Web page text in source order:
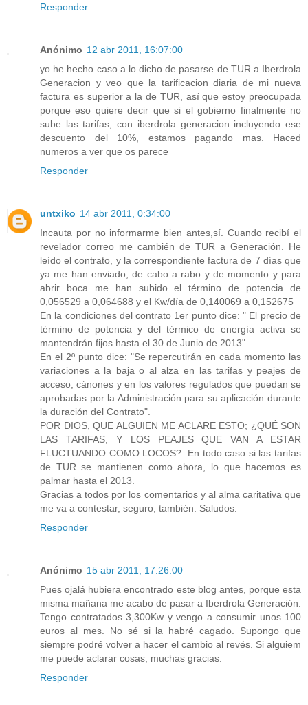
Responder
Anónimo 12 abr 2011, 16:07:00
yo he hecho caso a lo dicho de pasarse de TUR a Iberdrola
Generacion y veo que la tarificacion diaria de mi nueva
factura es superior a la de TUR, así que estoy preocupada
porque eso quiere decir que si el gobierno finalmente no
sube las tarifas, con iberdrola generacion incluyendo ese
descuento del 10%, estamos pagando mas. Haced
numeros a ver que os parece
Responder
untxiko 14 abr 2011, 0:34:00
Incauta por no informarme bien antes,sí. Cuando recibí el
revelador correo me cambién de TUR a Generación. He
leído el contrato, y la correspondiente factura de 7 días que
ya me han enviado, de cabo a rabo y de momento y para
abrir boca me han subido el término de potencia de
0,056529 a 0,064688 y el Kw/día de 0,140069 a 0,152675
En la condiciones del contrato 1er punto dice: " El precio de
término de potencia y del térmico de energía activa se
mantendrán fijos hasta el 30 de Junio de 2013".
En el 2º punto dice: "Se repercutirán en cada momento las
variaciones a la baja o al alza en las tarifas y peajes de
acceso, cánones y en los valores regulados que puedan se
aprobadas por la Administración para su aplicación durante
la duración del Contrato".
POR DIOS, QUE ALGUIEN ME ACLARE ESTO; ¿QUÉ SON
LAS TARIFAS, Y LOS PEAJES QUE VAN A ESTAR
FLUCTUANDO COMO LOCOS?. En todo caso si las tarifas
de TUR se mantienen como ahora, lo que hacemos es
palmar hasta el 2013.
Gracias a todos por los comentarios y al alma caritativa que
me va a contestar, seguro, también. Saludos.
Responder
Anónimo 15 abr 2011, 17:26:00
Pues ojalá hubiera encontrado este blog antes, porque esta
misma mañana me acabo de pasar a Iberdrola Generación.
Tengo contratados 3,300Kw y vengo a consumir unos 100
euros al mes. No sé si la habré cagado. Supongo que
siempre podré volver a hacer el cambio al revés. Si alguiem
me puede aclarar cosas, muchas gracias.
Responder